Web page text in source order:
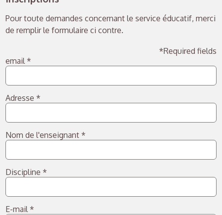
Pour toute demandes concernant le service éducatif, merci
de remplir le formulaire ci contre.
*Required fields
email *
Adresse *
Nom de l'enseignant *
Discipline *
E-mail *